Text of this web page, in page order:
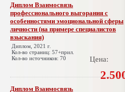
Диплом Взаимосвязь
профессионального выгорания с
особенностями эмоциональной сферы
личности (на примере специалистов
взыскания)
Диплом, 2021 г.
Кол-во страниц: 57+прил.
Кол-во источников: 70
Цена:
Диплом Взаимосвязь